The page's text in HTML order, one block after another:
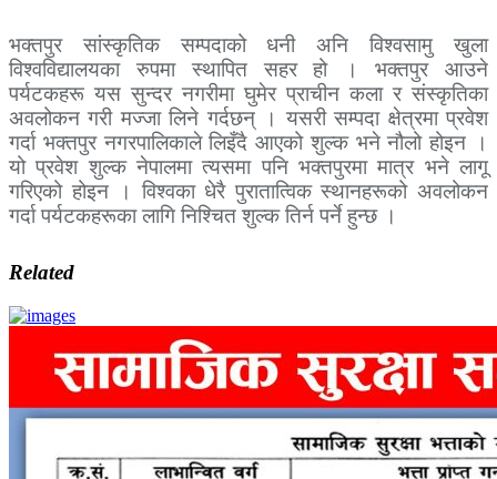
भक्तपुर सांस्कृतिक सम्पदाको धनी अनि विश्वसामु खुला
विश्वविद्यालयका रुपमा स्थापित सहर हो । भक्तपुर आउने
पर्यटकहरू यस सुन्दर नगरीमा घुमेर प्राचीन कला र संस्कृतिका
अवलोकन गरी मज्जा लिने गर्दछन् । यसरी सम्पदा क्षेत्रमा प्रवेश
गर्दा भक्तपुर नगरपालिकाले लिइँदै आएको शुल्क भने नौलो होइन ।
यो प्रवेश शुल्क नेपालमा त्यसमा पनि भक्तपुरमा मात्र भने लागू
गरिएको होइन । विश्वका धेरै पुरातात्विक स्थानहरूको अवलोकन
गर्दा पर्यटकहरूका लागि निश्चित शुल्क तिर्न पर्ने हुन्छ ।
Related